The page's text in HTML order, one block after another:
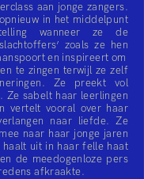
aan jonge zangers.
in het middelpunt
wanneer ze de
zoals ze hen
en inspireert om
te zingen terwijl ze zelf
Ze preekt vol
Ze sabelt haar leerlingen
vertelt vooral over haar
naar liefde. Ze
naar haar jonge jaren
uit in haar felle haat
de meedogenloze pers
afkraakte.